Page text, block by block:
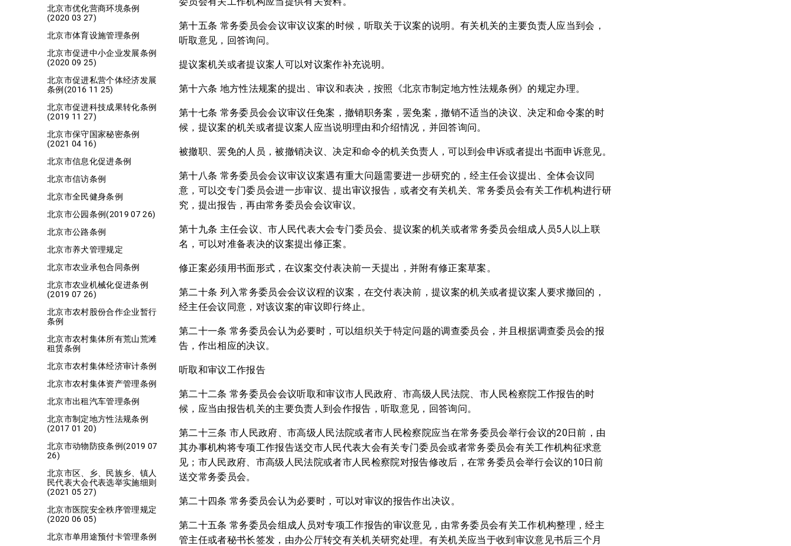
北京市优化营商环境条例
(2020 03 27)
北京市体育设施管理条例
北京市促进中小企业发展条例
(2020 09 25)
北京市促进私营个体经济发展
条例(2016 11 25)
北京市促进科技成果转化条例
(2019 11 27)
北京市保守国家秘密条例
(2021 04 16)
北京市信息化促进条例
北京市信访条例
北京市全民健身条例
北京市公园条例(2019 07 26)
北京市公路条例
北京市养犬管理规定
北京市农业承包合同条例
北京市农业机械化促进条例
(2019 07 26)
北京市农村股份合作企业暂行
条例
北京市农村集体所有荒山荒滩
租赁条例
北京市农村集体经济审计条例
北京市农村集体资产管理条例
北京市出租汽车管理条例
北京市制定地方性法规条例
(2017 01 20)
北京市动物防疫条例(2019 07
26)
北京市区、乡、民族乡、镇人
民代表大会代表选举实施细则
(2021 05 27)
北京市医院安全秩序管理规定
(2020 06 05)
北京市单用途预付卡管理条例
第十五条 常务委员会会议审议议案的时候，听取关于议案的说明。有关机关的主要负责人应当到会，
听取意见，回答询问。
提议案机关或者提议案人可以对议案作补充说明。
第十六条 地方性法规案的提出、审议和表决，按照《北京市制定地方性法规条例》的规定办理。
第十七条 常务委员会会议审议任免案，撤销职务案，罢免案，撤销不适当的决议、决定和命令案的时
候，提议案的机关或者提议案人应当说明理由和介绍情况，并回答询问。
被撤职、罢免的人员，被撤销决议、决定和命令的机关负责人，可以到会申诉或者提出书面申诉意见。
第十八条 常务委员会会议审议议案遇有重大问题需要进一步研究的，经主任会议提出、全体会议同
意，可以交专门委员会进一步审议、提出审议报告，或者交有关机关、常务委员会有关工作机构进行研
究，提出报告，再由常务委员会会议审议。
第十九条 主任会议、市人民代表大会专门委员会、提议案的机关或者常务委员会组成人员5人以上联
名，可以对准备表决的议案提出修正案。
修正案必须用书面形式，在议案交付表决前一天提出，并附有修正案草案。
第二十条 列入常务委员会会议议程的议案，在交付表决前，提议案的机关或者提议案人要求撤回的，
经主任会议同意，对该议案的审议即行终止。
第二十一条 常务委员会认为必要时，可以组织关于特定问题的调查委员会，并且根据调查委员会的报
告，作出相应的决议。
听取和审议工作报告
第二十二条 常务委员会会议听取和审议市人民政府、市高级人民法院、市人民检察院工作报告的时
候，应当由报告机关的主要负责人到会作报告，听取意见，回答询问。
第二十三条 市人民政府、市高级人民法院或者市人民检察院应当在常务委员会举行会议的20日前，由
其办事机构将专项工作报告送交市人民代表大会有关专门委员会或者常务委员会有关工作机构征求意
见；市人民政府、市高级人民法院或者市人民检察院对报告修改后，在常务委员会举行会议的10日前
送交常务委员会。
第二十四条 常务委员会认为必要时，可以对审议的报告作出决议。
第二十五条 常务委员会组成人员对专项工作报告的审议意见，由常务委员会有关工作机构整理，经主
管主任或者秘书长签发，由办公厅转交有关机关研究处理。有关机关应当于收到审议意见书后三个月